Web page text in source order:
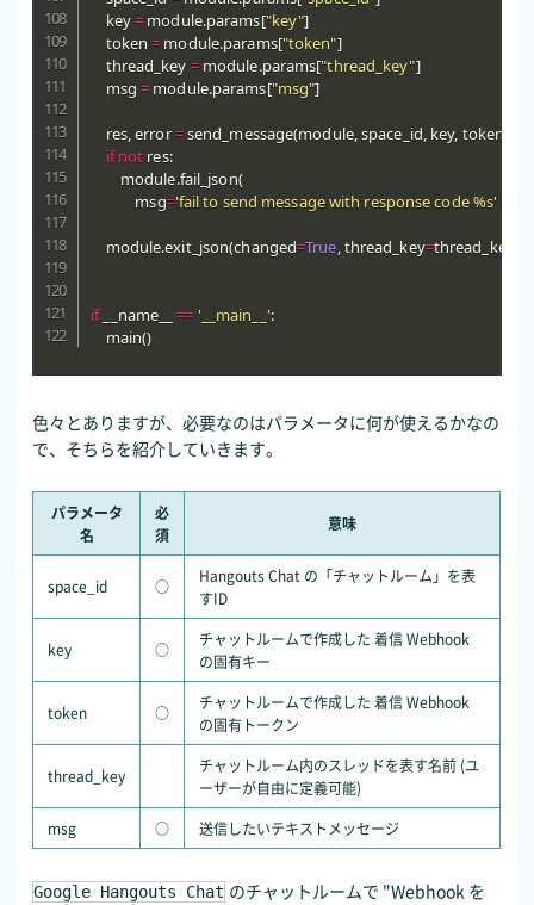
    key
= module.params["key"]
    token
= module.params["token"]
    thread_key
= module.params["thread_key"]
    msg
= module.params["msg"]
    res
, error = send_message(module, space_id, key, token
if not res:
        module
.fail_json(
            msg
='fail to send message with response code %s' %
    module
.exit_json(changed=True, thread_key=thread_key
if __name__ == '__main__':
    main
()
色々とありますが、必要なのはパラメータに何が使えるかなの
で、そちらを紹介していきます。
パラメータ
名
必
須
意味
space_id ○
Hangouts Chat の「チャットルーム」を表
すID
key ○
チャットルームで作成した 着信 Webhook
の固有キー
token ○
チャットルームで作成した 着信 Webhook
の固有トークン
thread_key
チャットルーム内のスレッドを表す名前 (ユ
ーザーが自由に定義可能)
msg
○ 送信したいテキストメッセージ
Google Hangouts Chat のチャットルームで "Webhook を